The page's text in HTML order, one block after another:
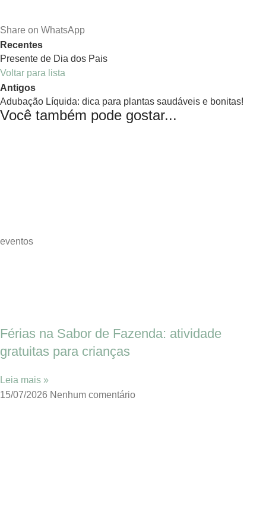
Share on WhatsApp
Recentes
Presente de Dia dos Pais
Voltar para lista
Antigos
Adubação Líquida: dica para plantas saudáveis e bonitas!
Você também pode gostar...
eventos
Férias na Sabor de Fazenda: atividade
gratuitas para crianças
Leia mais »
15/07/2026 Nenhum comentário